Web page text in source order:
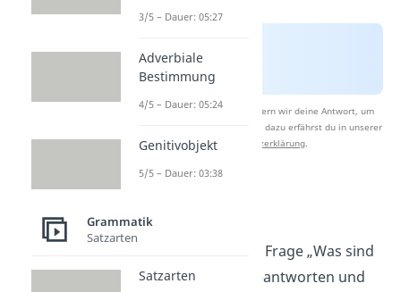
Nach Beantwortung speichern wir deine Antwort, um
Studyflix zu verbessern. Mehr dazu erfährst du in unserer
Datenschutzerklärung.
Jetzt kannst du die Frage „Was sind
Adverbialsätze“ beantworten und
3/5 – Dauer: 05:27
Adverbiale
Bestimmung
4/5 – Dauer: 05:24
Genitivobjekt
5/5 – Dauer: 03:38
Grammatik
Satzarten
Satzarten